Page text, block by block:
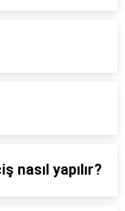
nasıl yapılır?